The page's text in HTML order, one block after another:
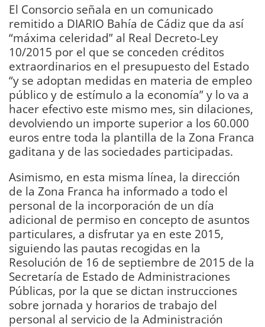
El Consorcio señala en un comunicado
remitido a DIARIO Bahía de Cádiz que da así
“máxima celeridad” al Real Decreto-Ley
10/2015 por el que se conceden créditos
extraordinarios en el presupuesto del Estado
“y se adoptan medidas en materia de empleo
público y de estímulo a la economía” y lo va a
hacer efectivo este mismo mes, sin dilaciones,
devolviendo un importe superior a los 60.000
euros entre toda la plantilla de la Zona Franca
gaditana y de las sociedades participadas.
Asimismo, en esta misma línea, la dirección
de la Zona Franca ha informado a todo el
personal de la incorporación de un día
adicional de permiso en concepto de asuntos
particulares, a disfrutar ya en este 2015,
siguiendo las pautas recogidas en la
Resolución de 16 de septiembre de 2015 de la
Secretaría de Estado de Administraciones
Públicas, por la que se dictan instrucciones
sobre jornada y horarios de trabajo del
personal al servicio de la Administración